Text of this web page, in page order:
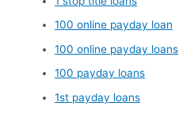
100 online payday loan
100 online payday loans
100 payday loans
1st payday loans